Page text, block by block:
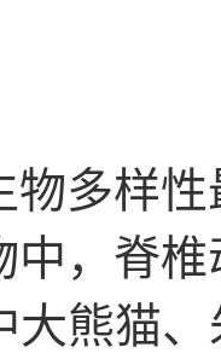
物多样
中，脊
大熊猫